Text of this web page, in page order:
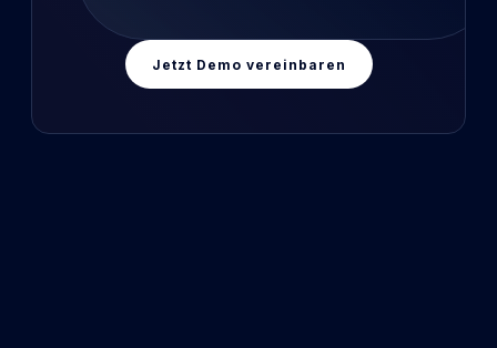
Jetzt Demo vereinbaren